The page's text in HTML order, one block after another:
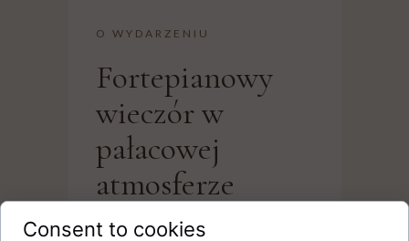
O WYDARZENIU
Fortepianowy
wieczór w
pałacowej
atmosferze
Consent to cookies